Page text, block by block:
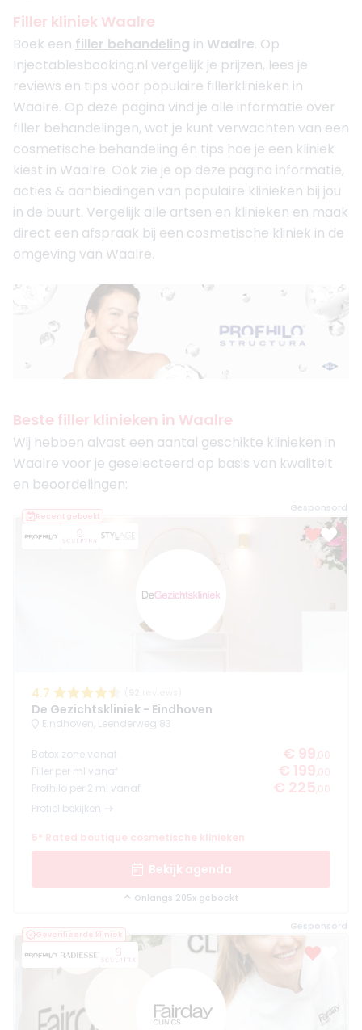
Filler kliniek Waalre
Boek een filler behandeling in Waalre. Op
Injectablesbooking.nl vergelijk je prijzen, lees je
reviews en tips voor populaire fillerklinieken in
Waalre. Op deze pagina vind je alle informatie over
filler behandelingen, wat je kunt verwachten van een
cosmetische behandeling én tips hoe je een kliniek
kiest in Waalre. Ook zie je op deze pagina informatie,
acties & aanbiedingen van populaire klinieken bij jou
in de buurt. Vergelijk alle artsen en klinieken en maak
direct een afspraak bij een cosmetische kliniek in de
omgeving van Waalre.
Beste filler klinieken in Waalre
Wij hebben alvast een aantal geschikte klinieken in
Waalre voor je geselecteerd op basis van kwaliteit
en beoordelingen:
Gesponsord
Recent geboekt
4.7
De Gezichtskliniek - Eindhoven
Eindhoven, Leenderweg 83
Botox zone vanaf € 99 ,00
Filler per ml vanaf
€ 199 ,00
Profhilo per 2 ml vanaf
€ 225 ,00
Profiel bekijken
5* Rated boutique cosmetische klinieken
Bekijk agenda
Onlangs 205x geboekt
Gesponsord
Geverifieerde kliniek